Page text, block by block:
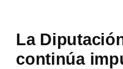
La
continúa